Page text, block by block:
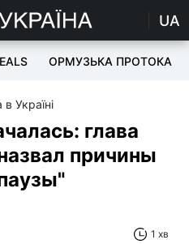
UA
ОРМУЗЬКА ПРОТОКА
в Україні
глава
причины
1 хв